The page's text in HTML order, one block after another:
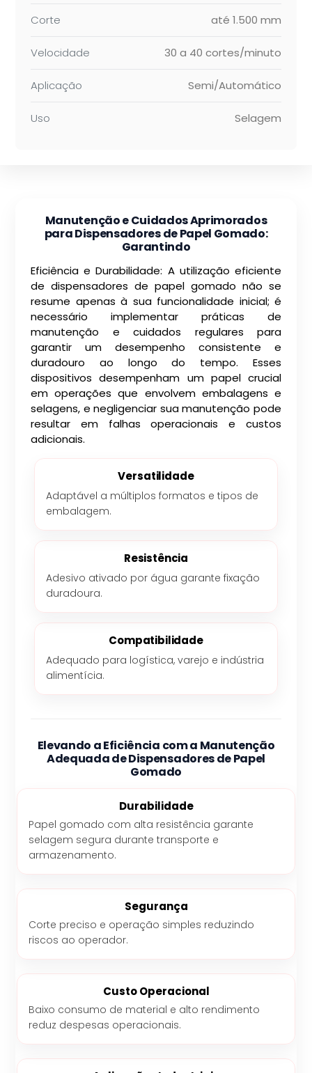
Corte até 1.500 mm
Velocidade 30 a 40 cortes/minuto
Aplicação Semi/Automático
Uso Selagem
Manutenção e Cuidados Aprimorados
para Dispensadores de Papel Gomado:
Garantindo
Eficiência e Durabilidade: A utilização eficiente
de dispensadores de papel gomado não se
resume apenas à sua funcionalidade inicial; é
necessário implementar práticas de
manutenção e cuidados regulares para
garantir um desempenho consistente e
duradouro ao longo do tempo. Esses
dispositivos desempenham um papel crucial
em operações que envolvem embalagens e
selagens, e negligenciar sua manutenção pode
resultar em falhas operacionais e custos
adicionais.
Versatilidade
Adaptável a múltiplos formatos e tipos de
embalagem.
Resistência
Adesivo ativado por água garante fixação
duradoura.
Compatibilidade
Adequado para logística, varejo e indústria
alimentícia.
Elevando a Eficiência com a Manutenção
Adequada de Dispensadores de Papel
Gomado
Durabilidade
Papel gomado com alta resistência garante
selagem segura durante transporte e
armazenamento.
Segurança
Corte preciso e operação simples reduzindo
riscos ao operador.
Custo Operacional
Baixo consumo de material e alto rendimento
reduz despesas operacionais.